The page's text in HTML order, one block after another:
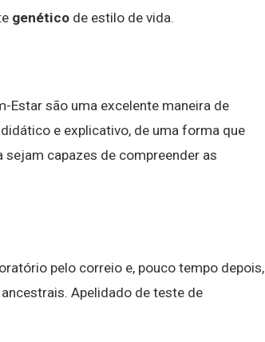
genético de estilo de vida.
Estar são uma excelente maneira de
e explicativo, de uma forma que
capazes de compreender as
pelo correio e, pouco tempo depois,
ancestrais. Apelidado de teste de